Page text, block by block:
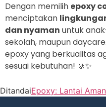
Dengan memilih epoxy
menciptakan
dan nyaman untuk
sekolah, maupun
epoxy yang berkualitas
sesuai kebutuhan! 🚸✨
DitandaiEpoxy: Lantai